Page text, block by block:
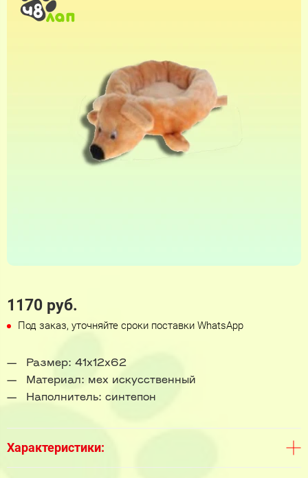
1170 руб.
Под заказ, уточняйте сроки поставки WhatsApp
Размер: 41x12x62
Материал: мех искусственный
Наполнитель: синтепон
Характеристики: